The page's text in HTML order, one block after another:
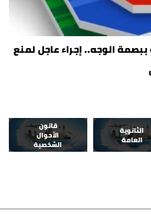
الوجه.. إجراء عاجل لمنع
الثانوية
العامة
قانون
الأحوال
الشخصية